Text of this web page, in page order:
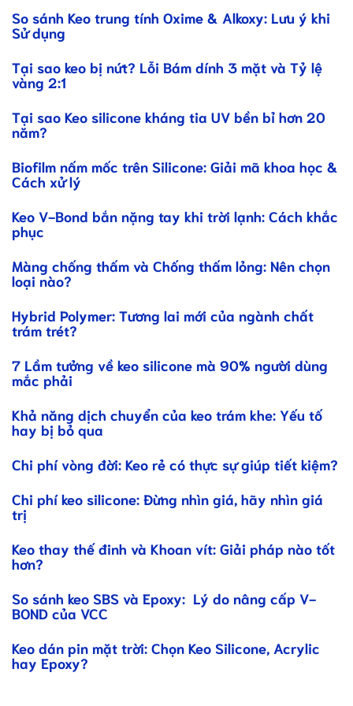
So sánh Keo trung tính Oxime & Alkoxy: Lưu ý khi
Sử dụng
Tại sao keo bị nứt? Lỗi Bám dính 3 mặt và Tỷ lệ
vàng 2:1
Tại sao Keo silicone kháng tia UV bền bỉ hơn 20
năm?
Biofilm nấm mốc trên Silicone: Giải mã khoa học &
Cách xử lý
Keo V-Bond bắn nặng tay khi trời lạnh: Cách khắc
phục
Màng chống thấm và Chống thấm lỏng: Nên chọn
loại nào?
Hybrid Polymer: Tương lai mới của ngành chất
trám trét?
7 Lầm tưởng về keo silicone mà 90% người dùng
mắc phải
Khả năng dịch chuyển của keo trám khe: Yếu tố
hay bị bỏ qua
Chi phí vòng đời: Keo rẻ có thực sự giúp tiết kiệm?
Chi phí keo silicone: Đừng nhìn giá, hãy nhìn giá
trị
Keo thay thế đinh và Khoan vít: Giải pháp nào tốt
hơn?
So sánh keo SBS và Epoxy: Lý do nâng cấp V-
BOND của VCC
Keo dán pin mặt trời: Chọn Keo Silicone, Acrylic
hay Epoxy?